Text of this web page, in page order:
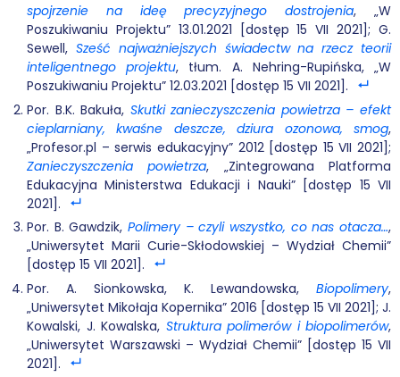
spojrzenie na ideę precyzyjnego dostrojenia, „W
Poszukiwaniu Projektu” 13.01.2021 [dostęp 15 VII 2021]; G.
Sewell, Sześć najważniejszych świadectw na rzecz teorii
inteligentnego projektu, tłum. A. Nehring-Rupińska, „W
Poszukiwaniu Projektu” 12.03.2021 [dostęp 15 VII 2021].
Por. B.K. Bakuła, Skutki zanieczyszczenia powietrza – efekt
cieplarniany, kwaśne deszcze, dziura ozonowa, smog,
„Profesor.pl – serwis edukacyjny” 2012 [dostęp 15 VII 2021];
Zanieczyszczenia powietrza, „Zintegrowana Platforma
Edukacyjna Ministerstwa Edukacji i Nauki” [dostęp 15 VII
2021].
Por. B. Gawdzik, Polimery – czyli wszystko, co nas otacza…,
„Uniwersytet Marii Curie-Skłodowskiej – Wydział Chemii”
[dostęp 15 VII 2021].
Por. A. Sionkowska, K. Lewandowska, Biopolimery,
„Uniwersytet Mikołaja Kopernika” 2016 [dostęp 15 VII 2021]; J.
Kowalski, J. Kowalska, Struktura polimerów i biopolimerów,
„Uniwersytet Warszawski – Wydział Chemii” [dostęp 15 VII
2021].